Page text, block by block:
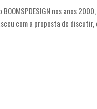
nos anos
com a proposta de